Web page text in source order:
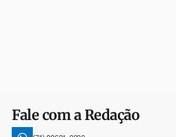
Fale com a Redação